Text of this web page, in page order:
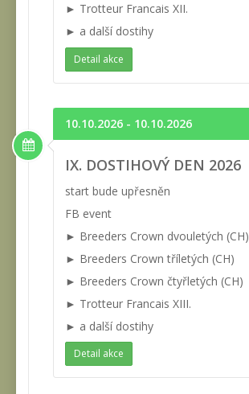
► Trotteur Francais XII.
► a další dostihy
Detail akce
10.10.2026 - 10.10.2026
IX. DOSTIHOVÝ DEN 2026
start bude upřesněn
FB event
► Breeders Crown dvouletých (CH)
► Breeders Crown tříletých (CH)
► Breeders Crown čtyřletých (CH)
► Trotteur Francais XIII.
► a další dostihy
Detail akce